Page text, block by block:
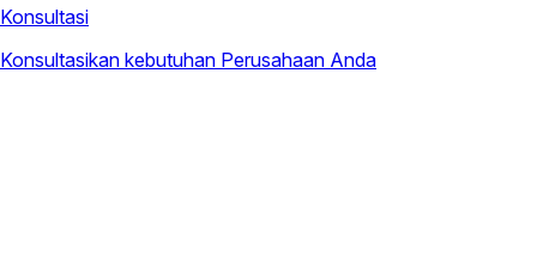
Konsultasi
Konsultasikan kebutuhan Perusahaan Anda